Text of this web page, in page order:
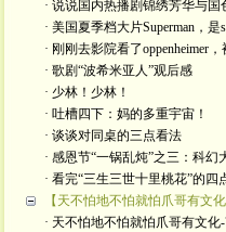
· 说说国内热播剧锦绣芳华与国
· 美国夏季档大片Superman，是
· 刚刚去影院看了oppenheimer，
· 歌剧“波希米亚人”观后感
· 少林！少林！
· 吐槽四下：妈的多重宇宙！
· 谈谈对同桌的三点看法
· 感恩节“一锅乱炖”之三：科幻
· 看完“三生三世十里桃花”的四
【天不怕地不怕就怕爪哥有文化
· 天不怕地不怕就怕爪哥有文化-